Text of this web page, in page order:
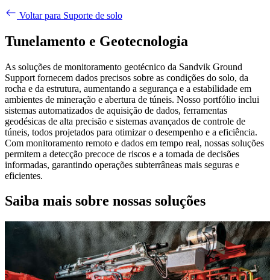
Voltar para Suporte de solo
Tunelamento e Geotecnologia
As soluções de monitoramento geotécnico da Sandvik Ground
Support fornecem dados precisos sobre as condições do solo, da
rocha e da estrutura, aumentando a segurança e a estabilidade em
ambientes de mineração e abertura de túneis. Nosso portfólio inclui
sistemas automatizados de aquisição de dados, ferramentas
geodésicas de alta precisão e sistemas avançados de controle de
túneis, todos projetados para otimizar o desempenho e a eficiência.
Com monitoramento remoto e dados em tempo real, nossas soluções
permitem a detecção precoce de riscos e a tomada de decisões
informadas, garantindo operações subterrâneas mais seguras e
eficientes.
Saiba mais sobre nossas soluções